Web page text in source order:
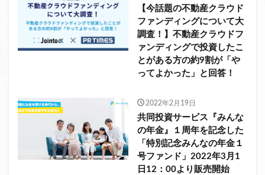
【今話題の不動産クラウド
ファンディングについて大
調査！】不動産クラウドフ
ァンディングで投資したこ
とがある方の約9割が「や
ってよかった」と回答！
2022年2月19日
共同投資サービス『みんな
の年金』１周年を記念した
「特別記念みんなの年金１
号ファンド」2022年3月1
日12：00より販売開始